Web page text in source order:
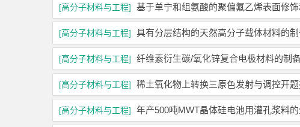
[高分子材料与工程] 基于单宁和组氨酸的聚偏氟乙烯表面修
[高分子材料与工程] 具有分层结构的天然高分子载体材料的
[高分子材料与工程] 纤维素衍生碳/氧化锌复合电极材料的制
[高分子材料与工程] 稀土氧化物上转换三原色发射与调控开
[高分子材料与工程] 年产500吨MWT晶体硅电池用灌孔浆料